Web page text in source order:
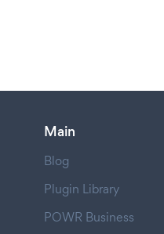
Main
Blog
Plugin Library
POWR Business